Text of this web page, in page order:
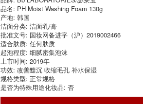
dành cho da dầu
mụn
604,000
Hàn Quốc Dr.g / drg
ti 迩 Kẹo chống nắng
cơ bắp Vật lý cách ly
Dr.J Green Sensitive
Cơ bắp Cam Face
Face Chính hãng
kem chống nắng
cho da hỗn hợp
thiên dầu
Rock
chống
品名: PH Moist Washing Foam 130g
产地: 韩国
洁面分类: 洁面乳/膏
批准文号: 国妆网备进字（沪）2019002466
适合肤质: 任何肤质
起泡程度: 细腻密集泡沫
上市时间: 2019年
功效: 改善黯沉 收缩毛孔 补水保湿
规格类型: 正常规格
是否为特殊用途化妆品: 否